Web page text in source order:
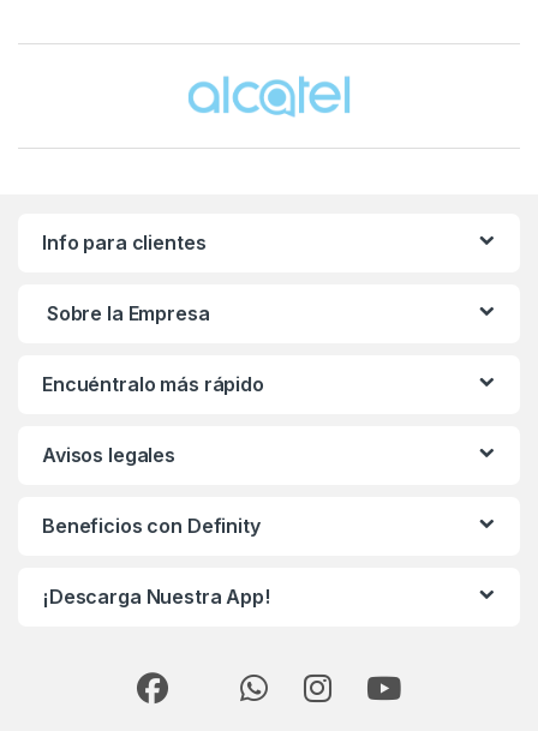
Brands Carousel
Info para clientes
Sobre la Empresa
Encuéntralo más rápido
Avisos legales
Beneficios con Definity
¡Descarga Nuestra App!